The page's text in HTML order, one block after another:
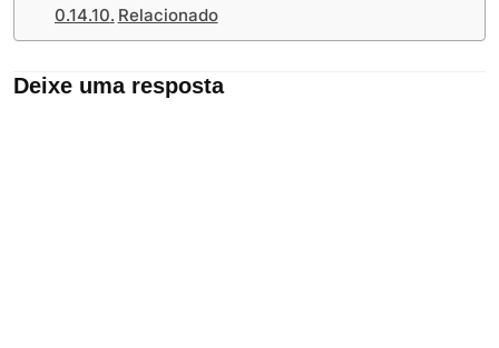
Relacionado
Deixe uma resposta